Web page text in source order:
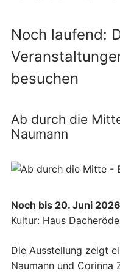
Noch laufend:
besuchen
Ab durch die
Naumann
Noch bis 20. Juni 2026
Kultur: Haus
Die Ausstellung zeigt
Naumann und Corinna